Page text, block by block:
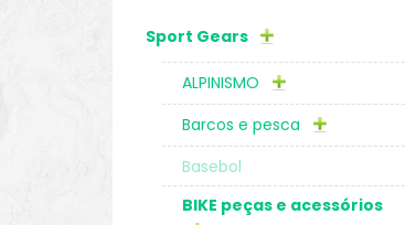
Sport Gears
ALPINISMO
Barcos e pesca
Basebol
BIKE peças e acessórios